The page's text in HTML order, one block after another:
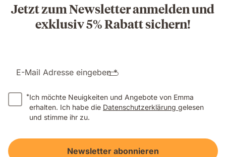
Jetzt zum Newsletter anmelden und
exklusiv 5% Rabatt sichern!
E-Mail Adresse eingeben *
*Ich möchte Neuigkeiten und Angebote von Emma
erhalten. Ich habe die Datenschutzerklärung gelesen
und stimme ihr zu.
Newsletter abonnieren